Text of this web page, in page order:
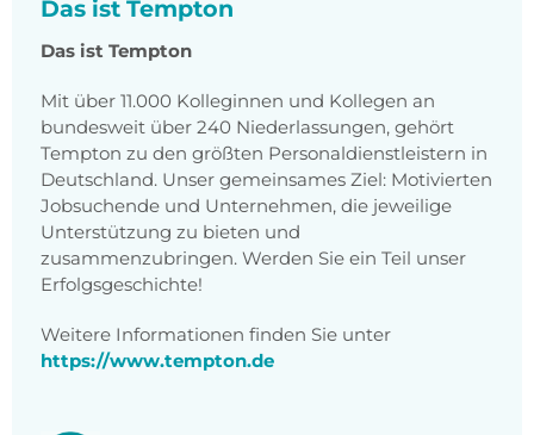
Das ist Tempton
Das ist Tempton
Mit über 11.000 Kolleginnen und Kollegen an
bundesweit über 240 Niederlassungen, gehört
Tempton zu den größten Personaldienstleistern in
Deutschland. Unser gemeinsames Ziel: Motivierten
Jobsuchende und Unternehmen, die jeweilige
Unterstützung zu bieten und
zusammenzubringen. Werden Sie ein Teil unser
Erfolgsgeschichte!
Weitere Informationen finden Sie unter
https://www.tempton.de